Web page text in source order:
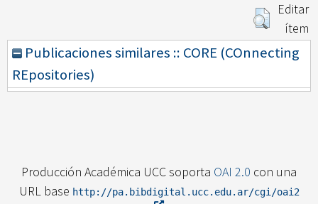
Editar
ítem
Publicaciones similares :: CORE (COnnecting
REpositories)
Producción Académica UCC soporta OAI 2.0 con una
URL base http://pa.bibdigital.ucc.edu.ar/cgi/oai2